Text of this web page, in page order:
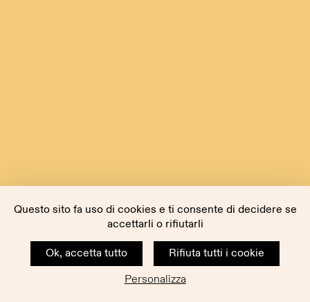
Questo sito fa uso di cookies e ti consente di decidere se
accettarli o rifiutarli
Ok, accetta tutto
Rifiuta tutti i cookie
Personalizza